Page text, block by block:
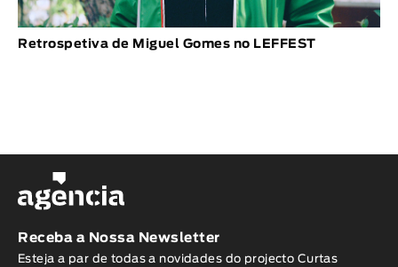
Retrospetiva de Miguel Gomes no LEFFEST
Receba a Nossa Newsletter
Esteja a par de todas a novidades do projecto Curtas